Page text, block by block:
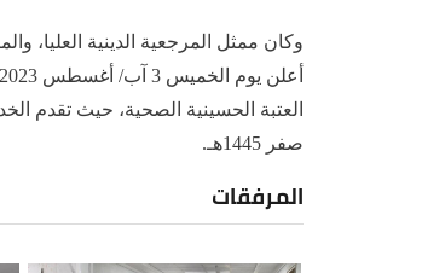
وكان ممثل المرجعية الدينية العليا،
صفر 1445هـ.
المرفقات